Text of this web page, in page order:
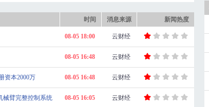
时间 消息来源 新闻热度
08-05 18:00 云财经
08-05 16:48 云财经
资本2000万 08-05 16:48 云财经
械臂完整控制系统 08-05 16:05 云财经